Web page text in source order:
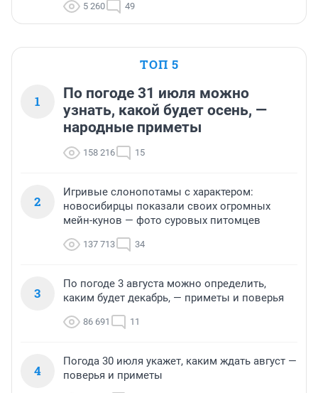
5 260 49
ТОП 5
1
По погоде 31 июля можно
узнать, какой будет осень, —
народные приметы
158 216 15
2
Игривые слонопотамы с характером:
новосибирцы показали своих огромных
мейн-кунов — фото суровых питомцев
137 713 34
3
По погоде 3 августа можно определить,
каким будет декабрь, — приметы и поверья
86 691 11
4
Погода 30 июля укажет, каким ждать август —
поверья и приметы